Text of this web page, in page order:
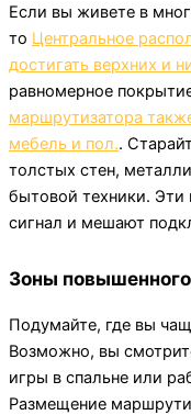
Если вы живете в
то Центральное
достигать верхних и
равномерное
маршрутизатора
мебель и пол..
толстых стен,
бытовой техники.
сигнал и мешают
Зоны
Подумайте, где вы
Возможно, вы
игры в спальне или
Размещение